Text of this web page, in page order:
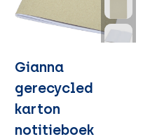
Gianna
gerecycled
karton
notitieboek